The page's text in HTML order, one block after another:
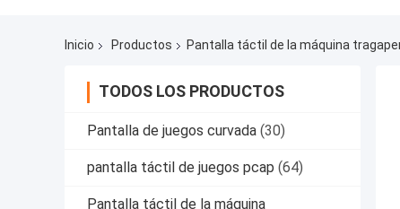
Inicio Productos Pantalla táctil de la máquina
TODOS LOS PRODUCTOS
Pantalla de juegos curvada (30)
pantalla táctil de juegos pcap (64)
Pantalla táctil de la máquina